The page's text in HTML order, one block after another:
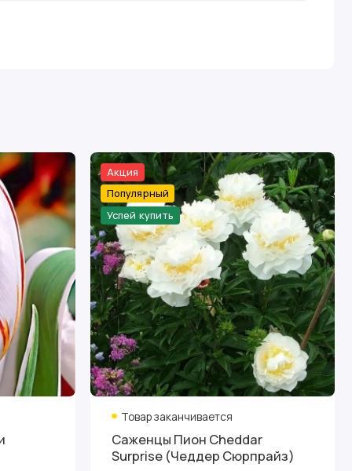
Акция
Популярный
Успей купить
Товар заканчивается
Саженцы Пион Cheddar
Surprise (Чеддер Сюрпрайз)